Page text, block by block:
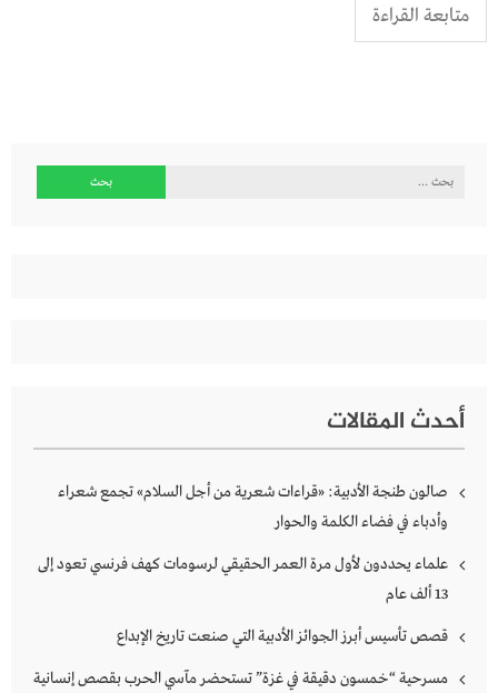
متابعة القراءة
البحث
أحدث المقالات
صالون طنجة الأدبية: «قراءات شعرية من أجل السلام» تجمع شعراء
وأدباء في فضاء الكلمة والحوار
علماء يحددون لأول مرة العمر الحقيقي لرسومات كهف فرنسي تعود إلى
13 ألف عام
قصص تأسيس أبرز الجوائز الأدبية التي صنعت تاريخ الإبداع
مسرحية “خمسون دقيقة في غزة” تستحضر مآسي الحرب بقصص إنسانية